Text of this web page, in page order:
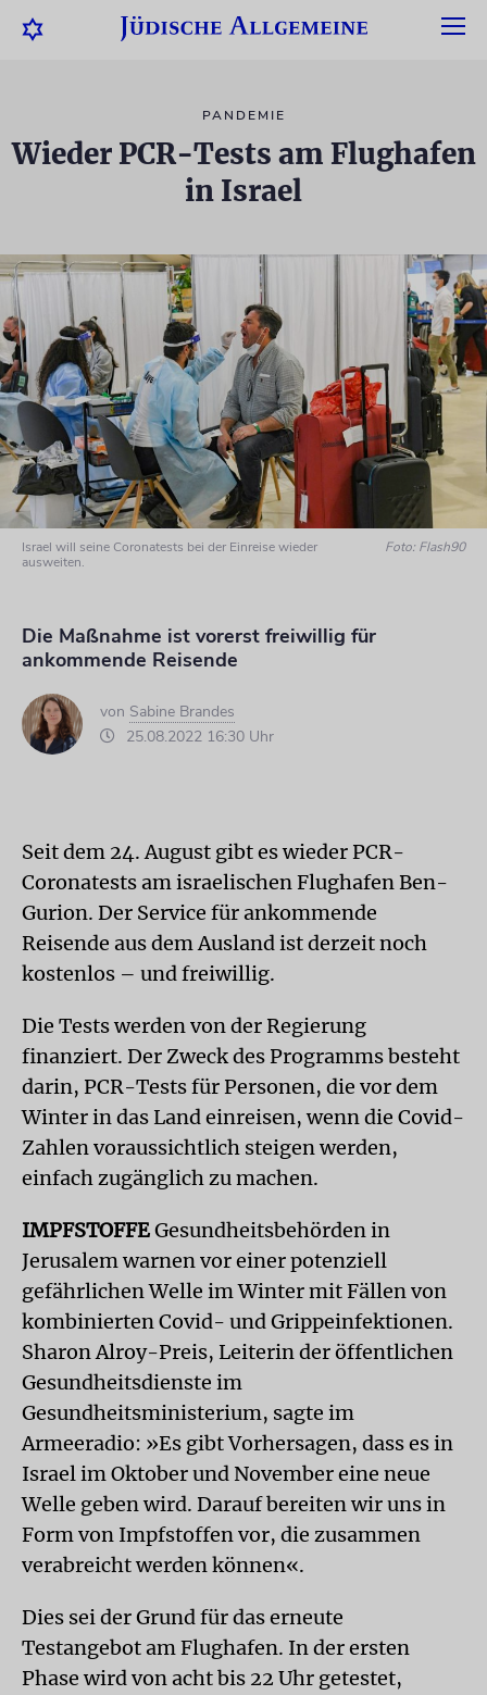
PANDEMIE
Wieder PCR-Tests am Flughafen
in Israel
Israel will seine Coronatests bei der Einreise wieder
ausweiten.
Foto: Flash90
Die Maßnahme ist vorerst freiwillig für
ankommende Reisende
von Sabine Brandes
25.08.2022 16:30 Uhr
Seit dem 24. August gibt es wieder PCR-
Coronatests am israelischen Flughafen Ben-
Gurion. Der Service für ankommende
Reisende aus dem Ausland ist derzeit noch
kostenlos – und freiwillig.
Die Tests werden von der Regierung
finanziert. Der Zweck des Programms besteht
darin, PCR-Tests für Personen, die vor dem
Winter in das Land einreisen, wenn die Covid-
Zahlen voraussichtlich steigen werden,
einfach zugänglich zu machen.
IMPFSTOFFEGesundheitsbehörden in
Jerusalem warnen vor einer potenziell
gefährlichen Welle im Winter mit Fällen von
kombinierten Covid- und Grippeinfektionen.
Sharon Alroy-Preis, Leiterin der öffentlichen
Gesundheitsdienste im
Gesundheitsministerium, sagte im
Armeeradio: »Es gibt Vorhersagen, dass es in
Israel im Oktober und November eine neue
Welle geben wird. Darauf bereiten wir uns in
Form von Impfstoffen vor, die zusammen
verabreicht werden können«.
Dies sei der Grund für das erneute
Testangebot am Flughafen. In der ersten
Phase wird von acht bis 22 Uhr getestet,